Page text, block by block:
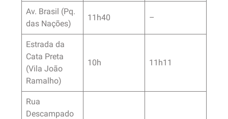
Av. Brasil (Pq.
das Nações)
11h40 –
Estrada da
Cata Preta
(Vila João
Ramalho)
10h 11h11
Rua
Descampado